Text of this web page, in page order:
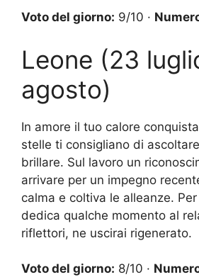
Voto del giorno: 9/10 ·
Leone (23
agosto)
In amore il tuo calore
stelle ti consigliano di
brillare. Sul lavoro un
arrivare per un impegno
calma e coltiva le alleanze.
dedica qualche momento al
riflettori, ne uscirai rigenerato.
Voto del giorno: 8/10 ·